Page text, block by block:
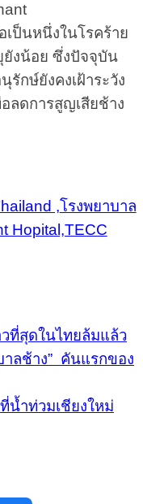
เป็นหนึ่งในโรคร้าย
ยังน้อย ซึ่งปัจจุบัน
กษ์ยังคงเฝ้าระวัง
ลดการสูญเสียช้าง
,โรงพยาบาล
Hopital,TECC
วที่สุดในไทยล้มแล้ว
บาลช้าง” คันแรกของ
น้ำท่วมเชียงใหม่